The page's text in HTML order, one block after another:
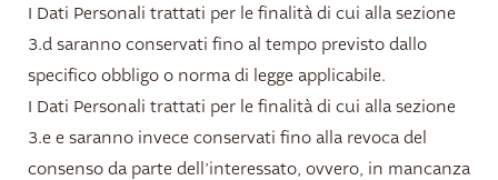
I Dati Personali trattati per le finalità di cui alla sezione
3.d saranno conservati fino al tempo previsto dallo
specifico obbligo o norma di legge applicabile.
I Dati Personali trattati per le finalità di cui alla sezione
3.e e saranno invece conservati fino alla revoca del
consenso da parte dell’interessato, ovvero, in mancanza